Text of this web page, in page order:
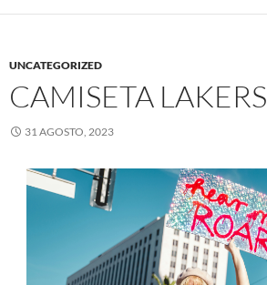
UNCATEGORIZED
CAMISETA
31 AGOSTO, 2023